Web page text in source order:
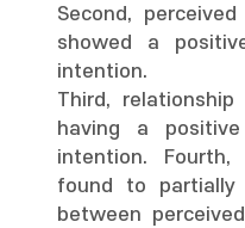
Second,
showed a
intention.
Third,
having a
intention.
found to partially
between